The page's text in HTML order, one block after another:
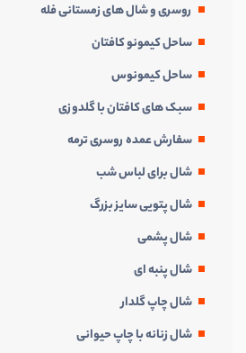
روسری و شال های زمستانی فله
ساحل کیمونو کافتان
ساحل کیمونوس
سبک های کافتان با گلدوزی
سفارش عمده روسری ترمه
شال برای لباس شب
شال پتویی سایز بزرگ
شال پشمی
شال پنبه ای
شال چاپ گلدار
شال زنانه با چاپ حیوانی